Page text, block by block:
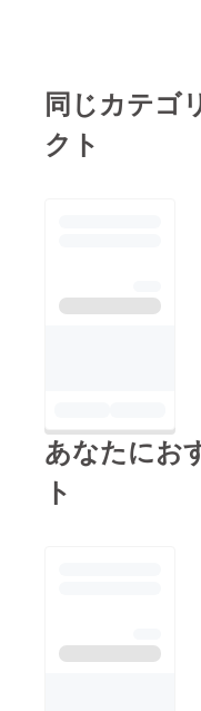
同じカテゴ
クト
あなたにお
ト